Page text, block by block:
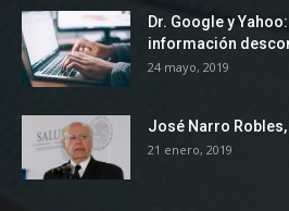
Dr. Google y
información
24 mayo, 2019
José Narro
21 enero, 2019